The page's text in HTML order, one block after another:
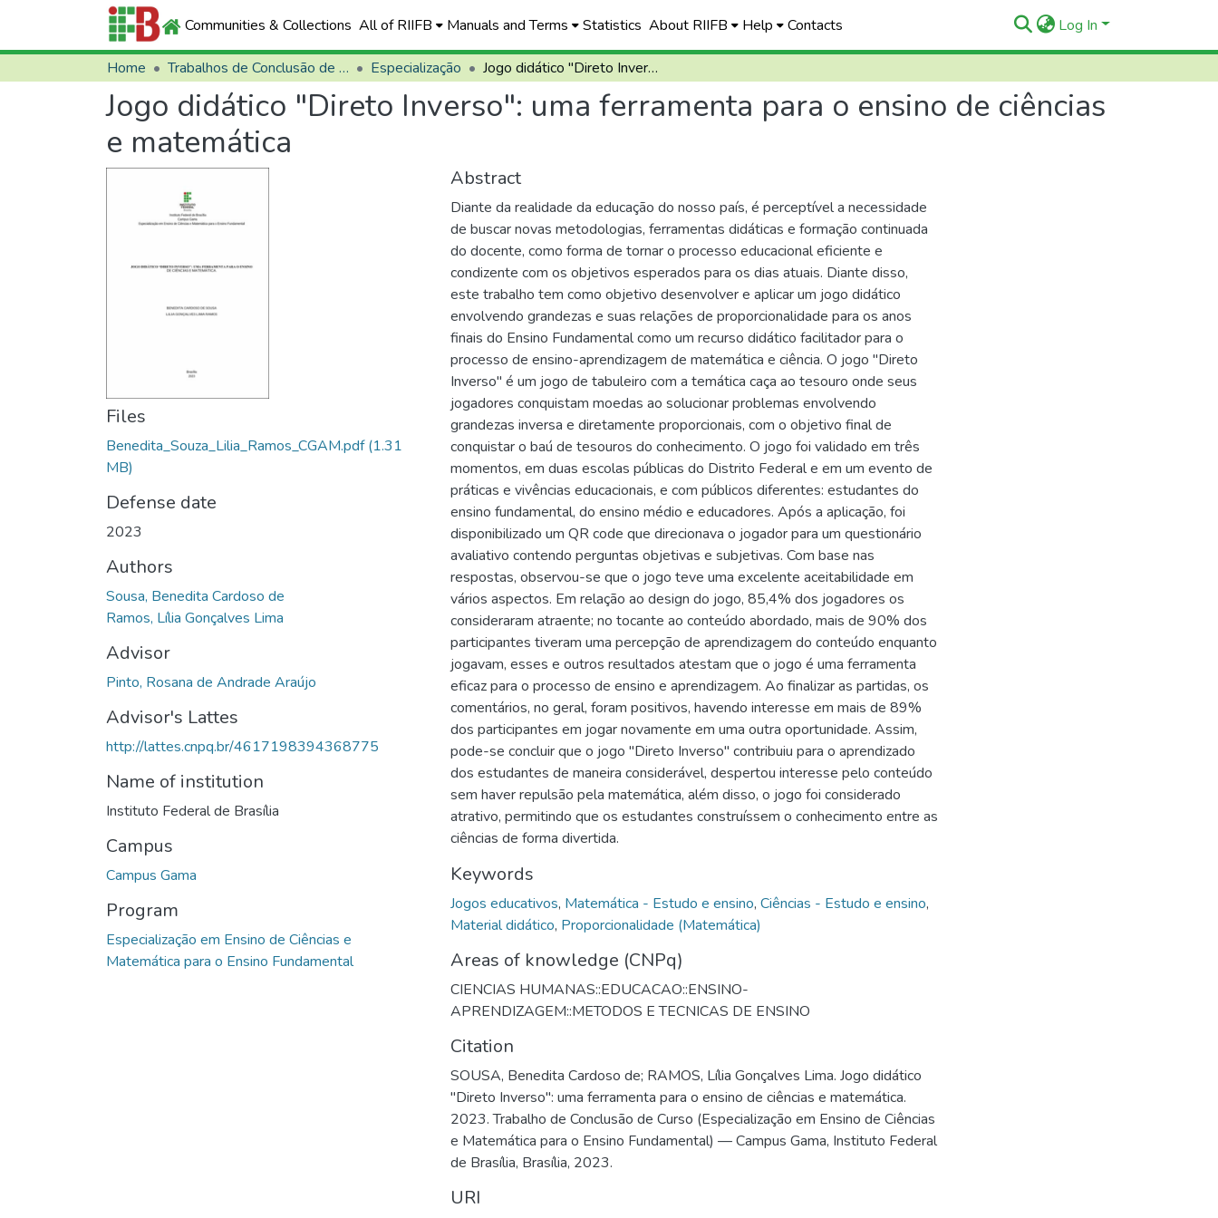
Communities & Collections All of RIIFB Manuals and Terms Statistics About RIIFB Help Contacts Log In
Home Trabalhos de Conclusão de Curso (TCCs) Especialização Jogo didático "Direto Inverso": uma ferramenta para o ensino de ciências e matemática
Jogo didático "Direto Inverso": uma ferramenta para o ensino de ciências
e matemática
Files
Benedita_Souza_Lilia_Ramos_CGAM.pdf(1.31
MB)
Defense date
2023
Authors
Sousa, Benedita Cardoso de
Ramos, Lília Gonçalves Lima
Advisor
Pinto, Rosana de Andrade Araújo
Advisor's Lattes
http://lattes.cnpq.br/4617198394368775
Name of institution
Instituto Federal de Brasília
Campus
Campus Gama
Program
Especialização em Ensino de Ciências e
Matemática para o Ensino Fundamental
Abstract
Diante da realidade da educação do nosso país, é perceptível a necessidade
de buscar novas metodologias, ferramentas didáticas e formação continuada
do docente, como forma de tornar o processo educacional eficiente e
condizente com os objetivos esperados para os dias atuais. Diante disso,
este trabalho tem como objetivo desenvolver e aplicar um jogo didático
envolvendo grandezas e suas relações de proporcionalidade para os anos
finais do Ensino Fundamental como um recurso didático facilitador para o
processo de ensino-aprendizagem de matemática e ciência. O jogo "Direto
Inverso" é um jogo de tabuleiro com a temática caça ao tesouro onde seus
jogadores conquistam moedas ao solucionar problemas envolvendo
grandezas inversa e diretamente proporcionais, com o objetivo final de
conquistar o baú de tesouros do conhecimento. O jogo foi validado em três
momentos, em duas escolas públicas do Distrito Federal e em um evento de
práticas e vivências educacionais, e com públicos diferentes: estudantes do
ensino fundamental, do ensino médio e educadores. Após a aplicação, foi
disponibilizado um QR code que direcionava o jogador para um questionário
avaliativo contendo perguntas objetivas e subjetivas. Com base nas
respostas, observou-se que o jogo teve uma excelente aceitabilidade em
vários aspectos. Em relação ao design do jogo, 85,4% dos jogadores os
consideraram atraente; no tocante ao conteúdo abordado, mais de 90% dos
participantes tiveram uma percepção de aprendizagem do conteúdo enquanto
jogavam, esses e outros resultados atestam que o jogo é uma ferramenta
eficaz para o processo de ensino e aprendizagem. Ao finalizar as partidas, os
comentários, no geral, foram positivos, havendo interesse em mais de 89%
dos participantes em jogar novamente em uma outra oportunidade. Assim,
pode-se concluir que o jogo "Direto Inverso" contribuiu para o aprendizado
dos estudantes de maneira considerável, despertou interesse pelo conteúdo
sem haver repulsão pela matemática, além disso, o jogo foi considerado
atrativo, permitindo que os estudantes construíssem o conhecimento entre as
ciências de forma divertida.
Keywords
Jogos educativos, Matemática - Estudo e ensino, Ciências - Estudo e ensino,
Material didático, Proporcionalidade (Matemática)
Areas of knowledge (CNPq)
CIENCIAS HUMANAS::EDUCACAO::ENSINO-
APRENDIZAGEM::METODOS E TECNICAS DE ENSINO
Citation
SOUSA, Benedita Cardoso de; RAMOS, Lília Gonçalves Lima. Jogo didático
"Direto Inverso": uma ferramenta para o ensino de ciências e matemática.
2023. Trabalho de Conclusão de Curso (Especialização em Ensino de Ciências
e Matemática para o Ensino Fundamental) — Campus Gama, Instituto Federal
de Brasília, Brasília, 2023.
URI